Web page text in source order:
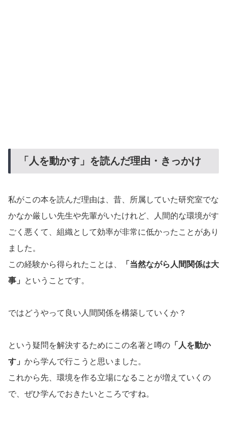
「人を動かす」を読んだ理由・きっかけ
私がこの本を読んだ理由は、昔、所属していた研究室でな
かなか厳しい先生や先輩がいたけれど、人間的な環境がす
ごく悪くて、組織として効率が非常に低かったことがあり
ました。
この経験から得られたことは、
「当然ながら人間関係は大
事」
ということです。
ではどうやって良い人間関係を構築していくか？
という疑問を解決するためにこの名著と噂の 「人を動か
す」 から学んで行こうと思いました。
これから先、環境を作る立場になることが増えていくの
で、ぜひ学んでおきたいところですね。